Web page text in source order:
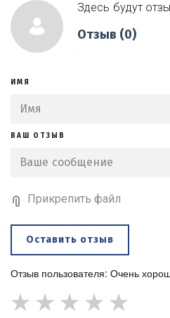
Отзыв (0)
.
Здесь будут
ИМЯ
ВАШ ОТЗЫВ
Прикрепить файл
Оставить отзыв
Отзыв пользователя: Очень
★ ★ ★ ★ ★